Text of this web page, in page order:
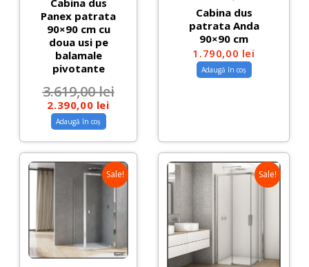
Cabina dus
Panex patrata
90×90 cm cu
doua usi pe
balamale
pivotante
3.619,00lei
2.390,00 lei
Adaugă în coș
Cabina dus
patrata Anda
90×90 cm
1.790,00 lei
Adaugă în coș
Sale! Sale!